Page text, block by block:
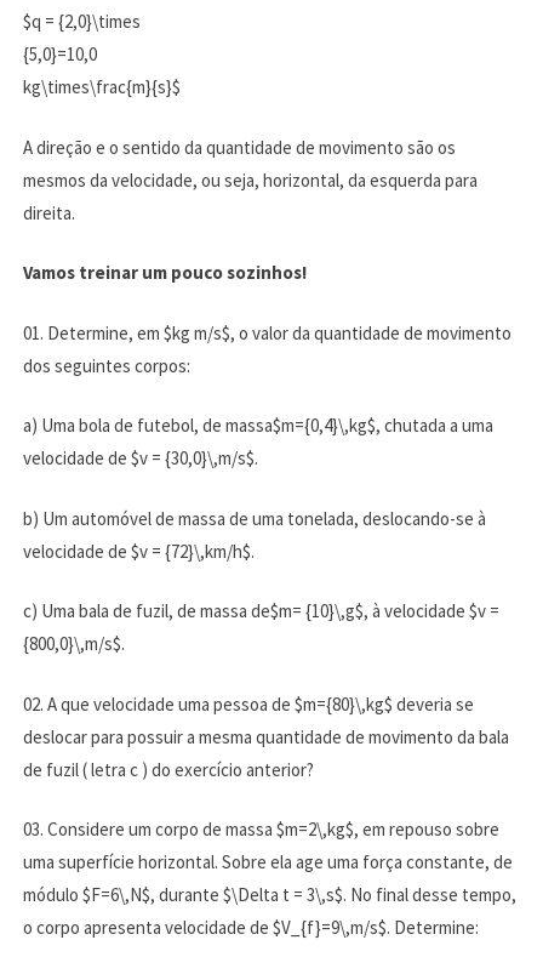
$q = {2,0}\times
{5,0}=10,0
kg\times\frac{m}{s}$
A direção e o sentido da quantidade de movimento são os
mesmos da velocidade, ou seja, horizontal, da esquerda para
direita.
Vamos treinar um pouco sozinhos!
01. Determine, em $kg m/s$, o valor da quantidade de movimento
dos seguintes corpos:
a) Uma bola de futebol, de massa$m={0,4}\,kg$, chutada a uma
velocidade de $v = {30,0}\,m/s$.
b) Um automóvel de massa de uma tonelada, deslocando-se à
velocidade de $v = {72}\,km/h$.
c) Uma bala de fuzil, de massa de$m= {10}\,g$, à velocidade $v =
{800,0}\,m/s$.
02. A que velocidade uma pessoa de $m={80}\,kg$ deveria se
deslocar para possuir a mesma quantidade de movimento da bala
de fuzil ( letra c ) do exercício anterior?
03. Considere um corpo de massa $m=2\,kg$, em repouso sobre
uma superfície horizontal. Sobre ela age uma força constante, de
módulo $F=6\,N$, durante $\Delta t = 3\,s$. No final desse tempo,
o corpo apresenta velocidade de $V_{f}=9\,m/s$. Determine: